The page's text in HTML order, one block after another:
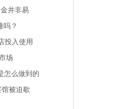
并非易
吗？
投入使用
场
怎么做到的
被迫歇